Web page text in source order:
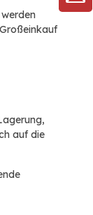
auf die